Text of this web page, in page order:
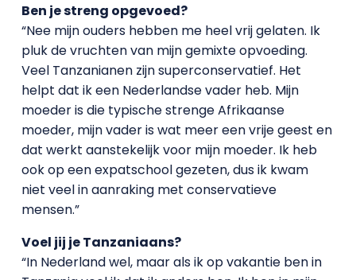
Ben je streng opgevoed?
“Nee mijn ouders hebben me heel vrij gelaten. Ik
pluk de vruchten van mijn gemixte opvoeding.
Veel Tanzanianen zijn superconservatief. Het
helpt dat ik een Nederlandse vader heb. Mijn
moeder is die typische strenge Afrikaanse
moeder, mijn vader is wat meer een vrije geest en
dat werkt aanstekelijk voor mijn moeder. Ik heb
ook op een expatschool gezeten, dus ik kwam
niet veel in aanraking met conservatieve
mensen.”
Voel jij je Tanzaniaans?
“In Nederland wel, maar als ik op vakantie ben in